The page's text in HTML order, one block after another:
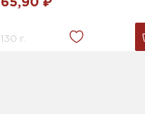
65,90 ₽
130 г.